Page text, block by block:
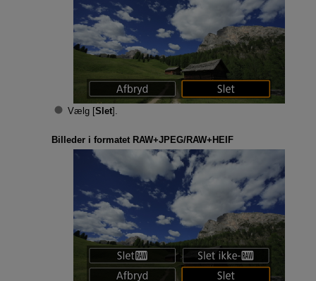
Vælg [Slet].
Billeder i formatet RAW+JPEG/RAW+HEIF